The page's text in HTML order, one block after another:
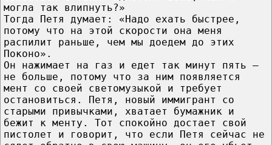
могла так влипнуть?»
Тогда Петя думает: «Надо ехать быстрее,
потому что на этой скорости она меня
распилит раньше, чем мы доедем до этих
Поконо».
Он нажимает на газ и едет так минут пять –
не больше, потому что за ним появляется
мент со своей светомузыкой и требует
остановиться. Петя, новый иммигрант со
старыми привычками, хватает бумажник и
бежит к менту. Тот спокойно достает свой
пистолет и говорит, что если Петя сейчас не